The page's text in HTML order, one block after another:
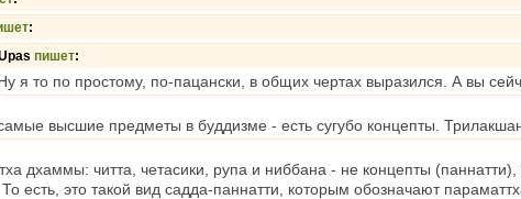
:
пишет:
я то по простому, по-пацански, в общих чертах выразился. А вы
высшие предметы в буддизме - есть сугубо концепты.
дхаммы: читта, четасики, рупа и ниббана - не концепты
есть, это такой вид садда-паннатти, которым обозначают